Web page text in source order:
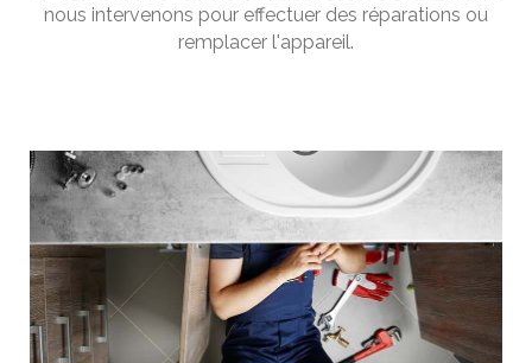
nous intervenons pour effectuer des réparations ou
remplacer l'appareil.